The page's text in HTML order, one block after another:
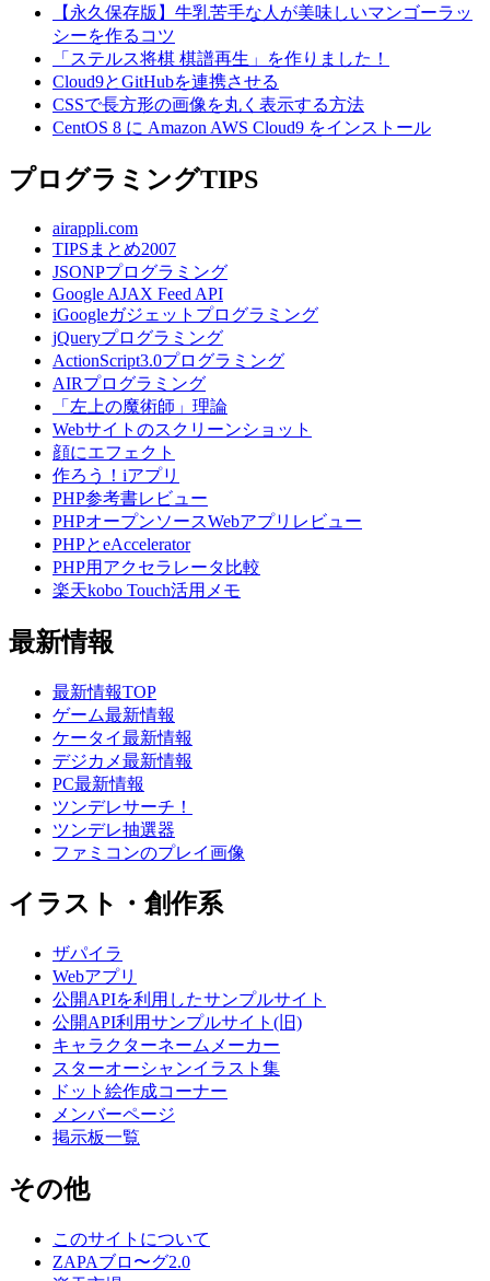
【永久保存版】牛乳苦手な人が美味しいマンゴーラッ
シーを作るコツ
「ステルス将棋 棋譜再生」を作りました！
Cloud9とGitHubを連携させる
CSSで長方形の画像を丸く表示する方法
CentOS 8 に Amazon AWS Cloud9 をインストール
プログラミングTIPS
airappli.com
TIPSまとめ2007
JSONPプログラミング
Google AJAX Feed API
iGoogleガジェットプログラミング
jQueryプログラミング
ActionScript3.0プログラミング
AIRプログラミング
「左上の魔術師」理論
Webサイトのスクリーンショット
顔にエフェクト
作ろう！iアプリ
PHP参考書レビュー
PHPオープンソースWebアプリレビュー
PHPとeAccelerator
PHP用アクセラレータ比較
楽天kobo Touch活用メモ
最新情報
最新情報TOP
ゲーム最新情報
ケータイ最新情報
デジカメ最新情報
PC最新情報
ツンデレサーチ！
ツンデレ抽選器
ファミコンのプレイ画像
イラスト・創作系
ザパイラ
Webアプリ
公開APIを利用したサンプルサイト
公開API利用サンプルサイト(旧)
キャラクターネームメーカー
スターオーシャンイラスト集
ドット絵作成コーナー
メンバーページ
掲示板一覧
その他
このサイトについて
ZAPAブロ〜グ2.0